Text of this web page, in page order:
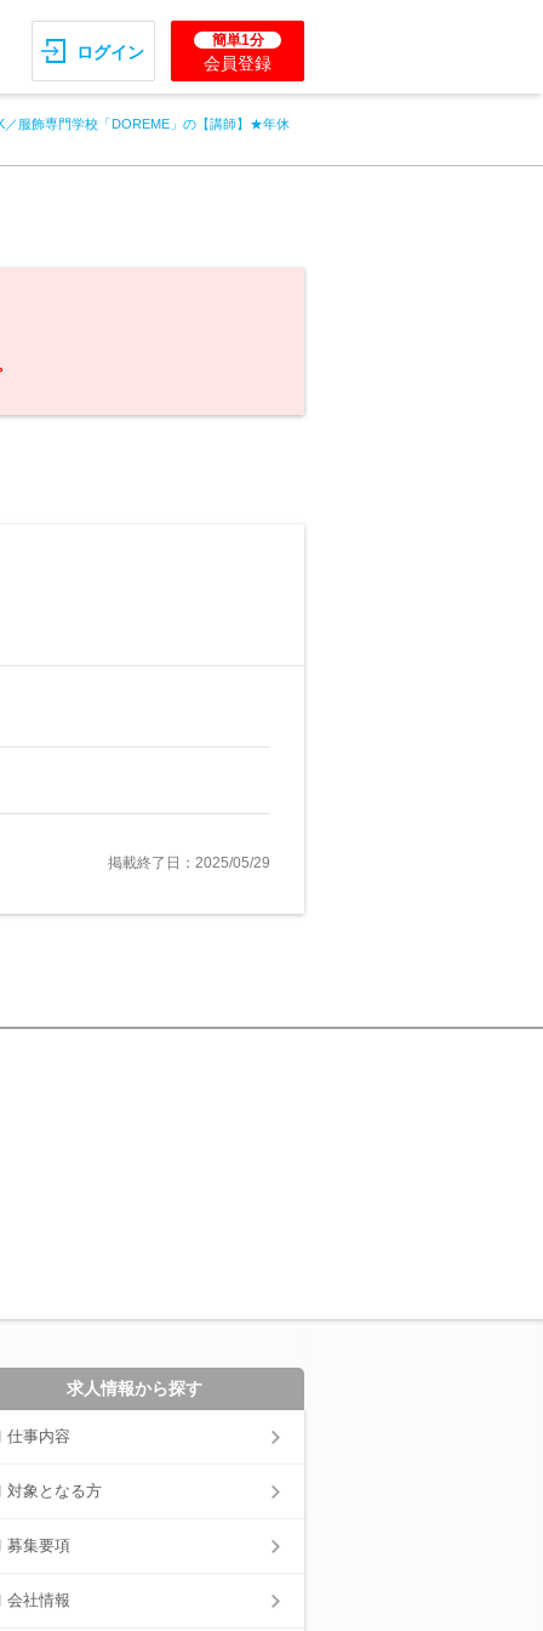
ログイン
簡単1分
会員登録
／服飾専門学校「DOREME」の【講師】★年休
掲載終了日：2025/05/29
求人情報から探す
仕事内容
対象となる方
募集要項
会社情報